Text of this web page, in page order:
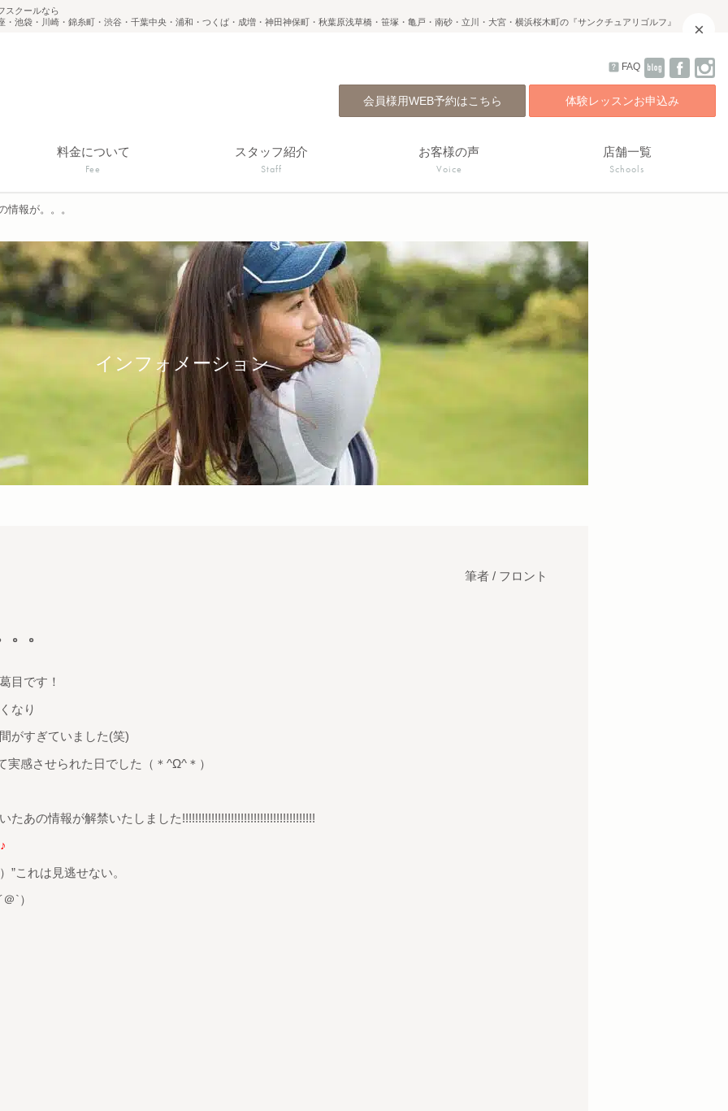
スクールなら
池袋・川崎・錦糸町・渋谷・千葉中央・浦和・つくば・成増・神田神保町・秋葉原浅草橋・笹塚・亀戸・南砂・立川・大宮・横浜桜木町の『サンクチュアリゴルフ』
FAQ
会員様用WEB予約はこちら 体験レッスンお申込み
料金について
Fee
スタッフ紹介
Staff
お客様の声
Voice
店舗一覧
Schools
情報が。。。
インフォメーション
筆者 / フロント
。。
目です！
なり
がすぎていました(笑)
感させられた日でした（＊^Ω^＊）
たあの情報が解禁いたしました!!!!!!!!!!!!!!!!!!!!!!!!!!!!!!!!!!!!!!!!!
”これは見逃せない。
`）
×